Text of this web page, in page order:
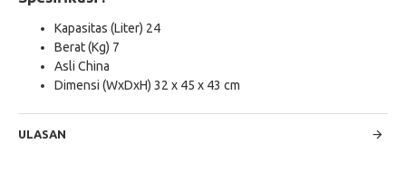
Kapasitas (Liter) 24
Berat (Kg) 7
Asli China
Dimensi (WxDxH) 32 x 45 x 43 cm
ULASAN